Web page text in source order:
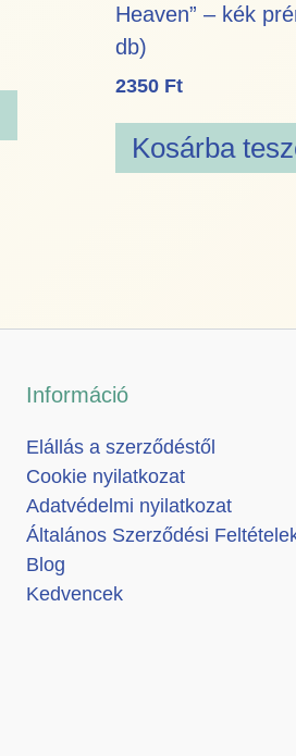
Heaven” – kék
db)
2350 Ft
Kosárba
Információ
Elállás a szerződéstől
Cookie nyilatkozat
Adatvédelmi nyilatkozat
Általános Szerződési
Blog
Kedvencek